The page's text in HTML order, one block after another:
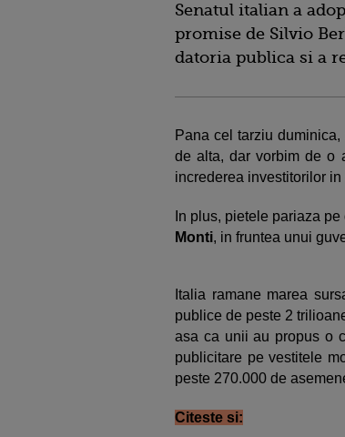
Senatul italian a
promise de Silvio
datoria publica si a
Pana cel tarziu
de alta, dar vorbim de o
increderea investitorilor
In plus, pietele pariaza
Monti, in fruntea unui
Italia ramane marea
publice de peste 2
asa ca unii au propus o
publicitare pe vestitele
peste 270.000 de
Citeste si: